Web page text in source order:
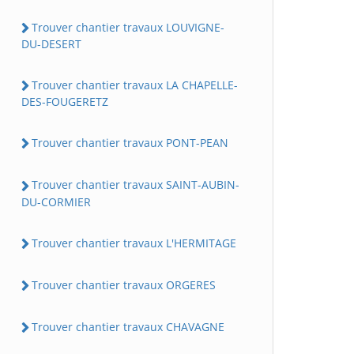
Trouver chantier travaux LOUVIGNE-
DU-DESERT
Trouver chantier travaux LA CHAPELLE-
DES-FOUGERETZ
Trouver chantier travaux PONT-PEAN
Trouver chantier travaux SAINT-AUBIN-
DU-CORMIER
Trouver chantier travaux L'HERMITAGE
Trouver chantier travaux ORGERES
Trouver chantier travaux CHAVAGNE